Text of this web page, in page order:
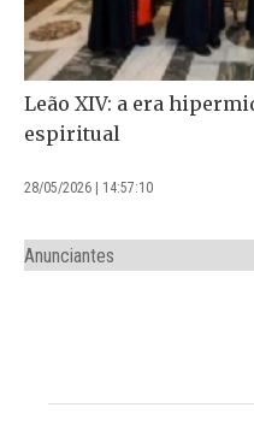
Leão XIV: a era
espiritual
28/05/2026 | 14:57:10
Anunciantes